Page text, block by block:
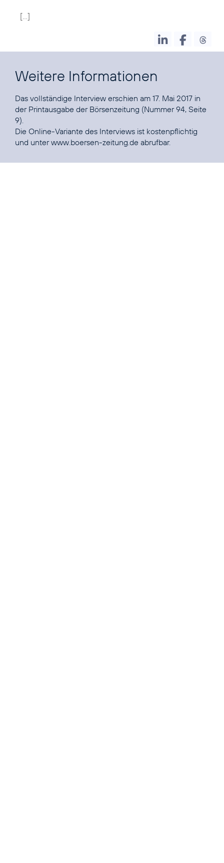
[…]
Weitere Informationen
Das vollständige Interview erschien am 17. Mai 2017 in
der Printausgabe der Börsenzeitung (Nummer 94, Seite
9).
Die Online-Variante des Interviews ist kostenpflichtig
und unterwww.boersen-zeitung.de abrufbar.